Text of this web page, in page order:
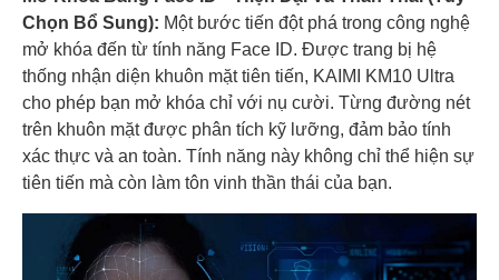
Chọn Bổ Sung): Một bước tiến đột phá trong công nghệ
mở khóa đến từ tính năng Face ID. Được trang bị hệ
thống nhận diện khuôn mặt tiên tiến, KAIMI KM10 Ultra
cho phép bạn mở khóa chỉ với nụ cười. Từng đường nét
trên khuôn mặt được phân tích kỹ lưỡng, đảm bảo tính
xác thực và an toàn. Tính năng này không chỉ thể hiện sự
tiên tiến mà còn làm tôn vinh thần thái của bạn.